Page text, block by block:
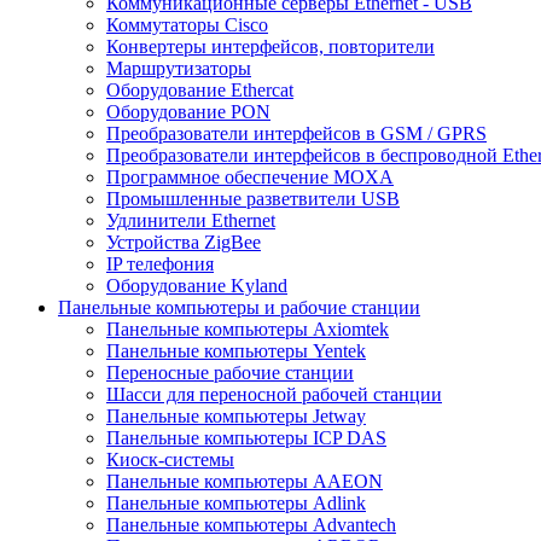
Коммутаторы Cisco
Конвертеры интерфейсов, повторители
Маршрутизаторы
Оборудование Ethercat
Оборудование PON
Преобразователи интерфейсов в GSM / GPRS
Преобразователи интерфейсов в беспроводной
Программное обеспечение MOXA
Промышленные разветвители USB
Удлинители Ethernet
Устройства ZigBee
IP телефония
Оборудование Kyland
Панельные компьютеры и рабочие станции
Панельные компьютеры Axiomtek
Панельные компьютеры Yentek
Переносные рабочие станции
Шасси для переносной рабочей станции
Панельные компьютеры Jetway
Панельные компьютеры ICP DAS
Киоск-системы
Панельные компьютеры AAEON
Панельные компьютеры Adlink
Панельные компьютеры Advantech